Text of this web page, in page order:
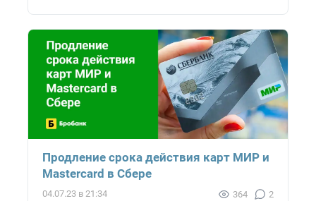
Продление срока действия карт МИР и
Mastercard в Сбере
04.07.23 в 21:34 364
2